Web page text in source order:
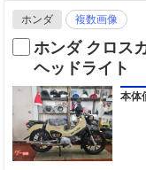
ホンダ 複数画像
ホンダ クロ
ヘッドライト
本体